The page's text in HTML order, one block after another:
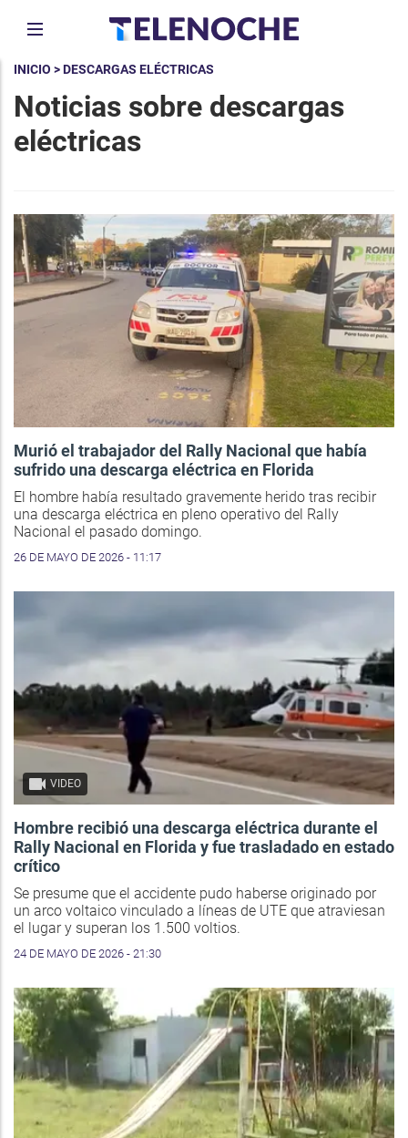
INICIO > DESCARGAS ELÉCTRICAS
Noticias sobre descargas
eléctricas
Murió el trabajador del Rally Nacional que había
sufrido una descarga eléctrica en Florida
El hombre había resultado gravemente herido tras recibir
una descarga eléctrica en pleno operativo del Rally
Nacional el pasado domingo.
26 DE MAYO DE 2026 - 11:17
VIDEO
Hombre recibió una descarga eléctrica durante el
Rally Nacional en Florida y fue trasladado en estado
crítico
Se presume que el accidente pudo haberse originado por
un arco voltaico vinculado a líneas de UTE que atraviesan
el lugar y superan los 1.500 voltios.
24 DE MAYO DE 2026 - 21:30